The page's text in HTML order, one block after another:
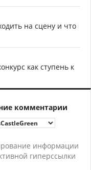
на сцену и что
как ступень к
комментарии
информации
гиперссылки